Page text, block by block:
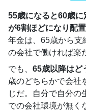
55歳になると60歳
が6割ほどになり配
年金は、65歳から支
の会社で働ければ楽
でも、 65歳以降はど
歳のどちらかで会社
じだ。自分で自分の
での会社環境が無く